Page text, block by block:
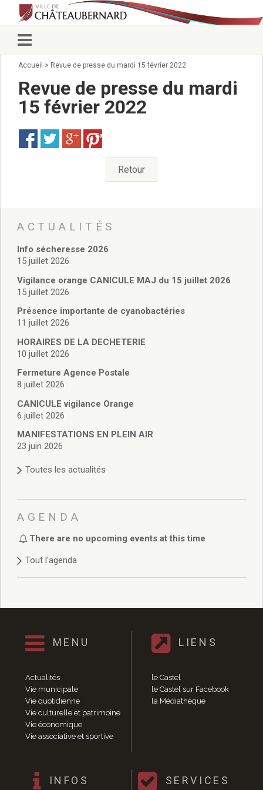
Vie municipale
Conseillers municipaux
Commissions 2026
Arrêtés du Maire
Services municipaux
Pour venir nous voir
administratives
Services Techniques
Affaires Scolaires
Vie associative
Police Municipale/règlementation
Cimetière/réglementation funéraire
Services en ligne
Licences boissons
Cadastre
Actes d’état civil
Budget de Fonctionnement
Budget d’Investissement
Conseils municipaux
Règlement du conseil municipal
Délibérations 2025
Délibérations 2022
Délibérations 2021
Délibérations 2020
Délibérations 2019
Délibérations 2018
Délibérations 2014
Délibérations 2013
Délibérations 2011
Délibérations 2010
Délibérations 2009
Délibérations 2008
Agenda réunions publiques
Marchés publics
Vie quotidienne
Accueil > Revue de presse du mardi 15 février 2022
Revue de presse du mardi
15 février 2022
Save
Retour
ACTUALITÉS
Info sécheresse 2026
15 juillet 2026
Vigilance orange CANICULE MAJ du 15 juillet 2026
15 juillet 2026
Présence importante de cyanobactéries
11 juillet 2026
HORAIRES DE LA DECHETERIE
10 juillet 2026
Fermeture Agence Postale
8 juillet 2026
CANICULE vigilance Orange
6 juillet 2026
MANIFESTATIONS EN PLEIN AIR
23 juin 2026
Toutes les actualités
AGENDA
There are no upcoming events at this time
Tout l'agenda
MENU
Actualités
Vie municipale
Vie quotidienne
Vie culturelle et patrimoine
Vie économique
Vie associative et sportive
LIENS
le Castel
le Castel sur Facebook
la Médiathèque
INFOS SERVICES